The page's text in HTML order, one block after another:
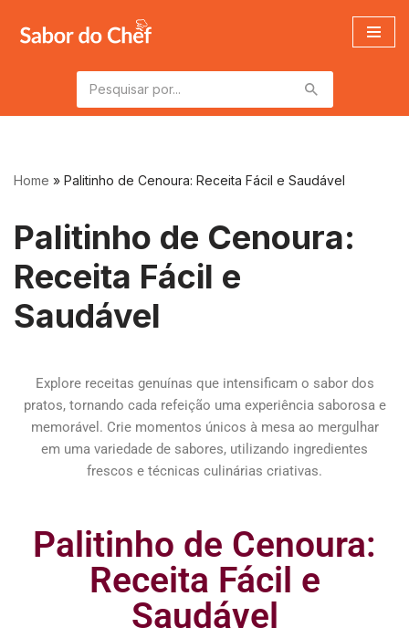
Pular
conteúdo
Home » Palitinho de Cenoura: Receita Fácil e Saudável
Palitinho de Cenoura:
Receita Fácil e
Saudável
Explore receitas genuínas que intensificam o sabor dos
pratos, tornando cada refeição uma experiência saborosa e
memorável. Crie momentos únicos à mesa ao mergulhar
em uma variedade de sabores, utilizando ingredientes
frescos e técnicas culinárias criativas.
Palitinho de Cenoura:
Receita Fácil e
Saudável